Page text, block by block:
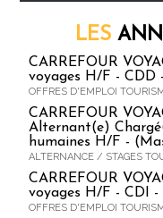
LES
CARREFOUR
voyages H/F - CDD
OFFRES D'EMPLOI
CARREFOUR
Alternant(e)
humaines H/F -
ALTERNANCE / STAGES
CARREFOUR
voyages H/F - CDI
OFFRES D'EMPLOI